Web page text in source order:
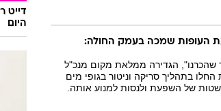
העופות שמכה בעמק החולה:
שהכרנו", הגדירה ממלאת מקום מנכ"ל
בתהליך סריקה וניטור בגופי מים
של השפעת ולנסות למנוע אותה.
דייט
היום